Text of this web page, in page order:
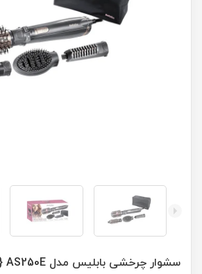
سشوار چرخشی بابلیس مدل AS250E {اصلی}